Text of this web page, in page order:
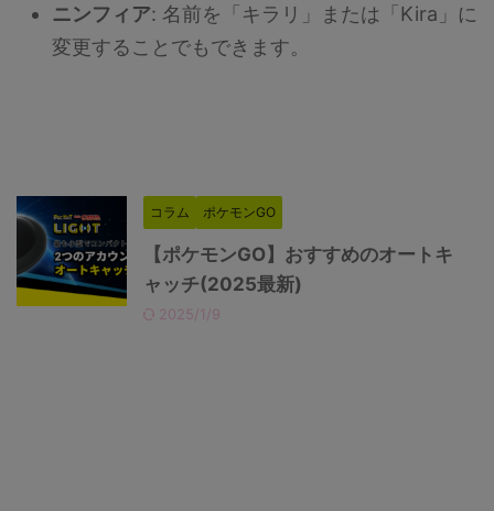
ニンフィア: 名前を「キラリ」または「Kira」に
変更することでもできます。
コラム ポケモンGO
【ポケモンGO】おすすめのオートキ
ャッチ(2025最新)
2025/1/9